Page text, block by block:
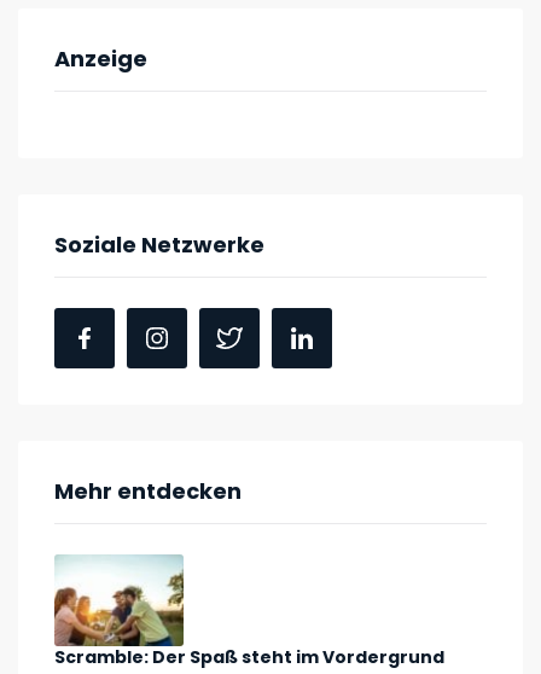
Anzeige
Soziale Netzwerke
Mehr entdecken
Scramble: Der Spaß steht im Vordergrund